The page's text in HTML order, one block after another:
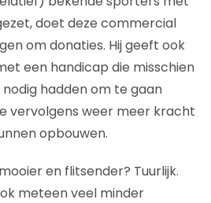
doet deze commercial
om donaties. Hij geeft ook
een handicap die misschien
hadden om te gaan
vervolgens weer meer kracht
opbouwen.
en flitsender? Tuurlijk.
meteen veel minder